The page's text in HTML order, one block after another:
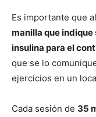
Es importante que
manilla que
insulina para el
que se lo
ejercicios en un
Cada sesión de 35